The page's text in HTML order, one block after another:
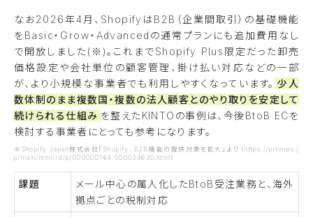
なお2026年4月、ShopifyはB2B（企業間取引）の基礎機能
をBasic・Grow・Advancedの通常プランにも追加費用なし
で開放しました(※)。これまでShopify Plus限定だった卸売
価格設定や会社単位の顧客管理、掛け払い対応などの一部
が、より小規模な事業者でも利用しやすくなっています。 少人
数体制のまま複数国・複数の法人顧客とのやり取りを安定して
続けられる仕組み を整えたKINTOの事例は、今後BtoB ECを
検討する事業者にとっても参考になります。
※Shopify Japan株式会社「Shopify、B2B機能の提供対象を拡大」より（https://prtimes.j
p/main/html/rd/p/000000164.000034630.html）
課題
メール中心の属人化したBtoB受注業務と、海外
拠点ごとの税制対応